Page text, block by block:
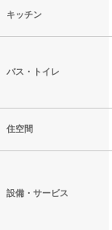
キッチン
バス・トイレ
住空間
設備・サービス